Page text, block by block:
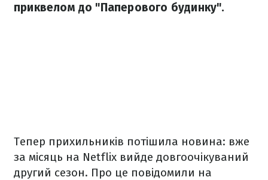
приквелом до "Паперового будинку".
Тепер прихильників потішила новина: вже
за місяць на Netflix вийде довгоочікуваний
другий сезон. Про це повідомили на